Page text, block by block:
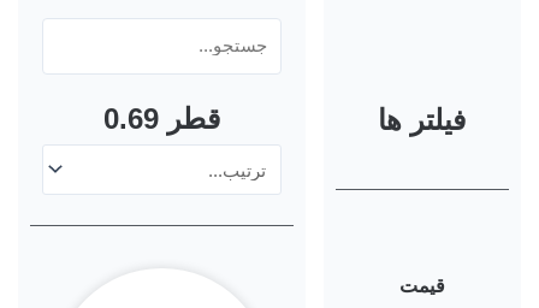
فیلتر ها
قیمت
قطر 0.69